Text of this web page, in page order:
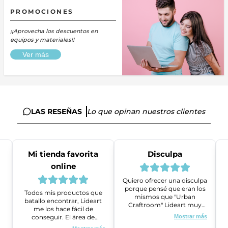
PROMOCIONES
¡¡Aprovecha los descuentos en
equipos y materiales!!
Ver más
LAS RESEÑAS Lo que opinan nuestros clientes
Mi tienda favorita
online
Todos mis productos que
batallo encontrar, Lideart
me los hace fácil de
conseguir. El área de
ventas es super amable y
Disculpa
Quiero ofrecer una disculpa
porque pensé que eran los
mismos que "Urban
Craftroom" Lideart muy
amables me ayudaron a
gestionar un problema que
Mostrar más